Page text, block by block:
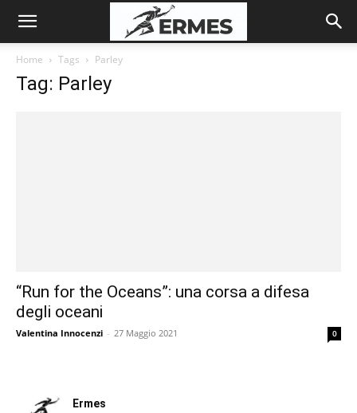
Home Tags Parley
Tag: Parley
“Run for the Oceans”: una corsa a difesa
degli oceani
Valentina Innocenzi - 27 Maggio 2021 0
Ermes